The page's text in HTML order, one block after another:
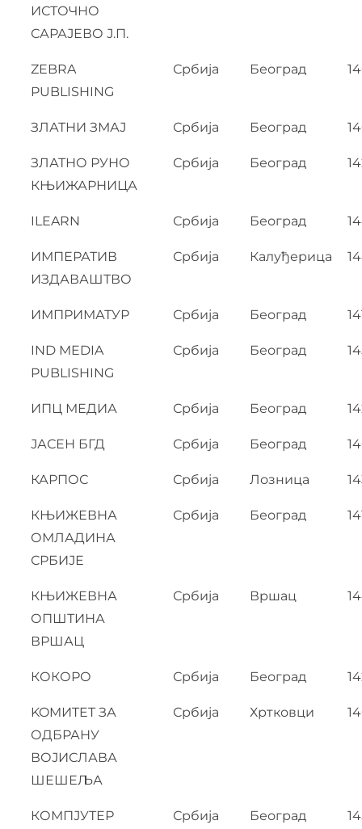
ИСТОЧНО
САРАЈЕВО Ј.П.
ZEBRA
PUBLISHING
Србија Београд
ЗЛАТНИ ЗМАЈ Србија Београд
ЗЛАТНО РУНО
КЊИЖАРНИЦА
Србија Београд
ILEARN Србија Београд
ИМПЕРАТИВ
ИЗДАВАШТВО
Србија Калуђерица
ИМПРИМАТУР Србија Београд
IND MEDIA
PUBLISHING
Србија Београд
ИПЦ МЕДИА Србија Београд
ЈАСЕН БГД Србија Београд
КАРПОС Србија Лозница
КЊИЖЕВНА
ОМЛАДИНА
СРБИЈЕ
Србија Београд
КЊИЖЕВНА
ОПШТИНА
ВРШАЦ
Србија Вршац
КОКОРО Србија Београд
KOMИTET ЗА
ОДБРАНУ
ВОЈИСЛАВА
ШЕШЕЉА
Србија Хртковци
КОМПЈУТЕР
Србија Београд